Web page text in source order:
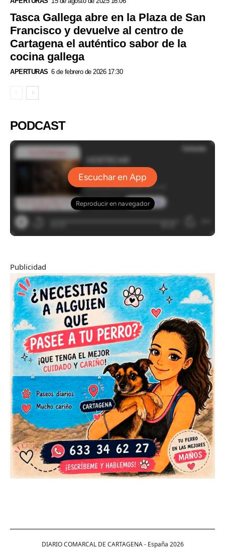
Tasca Gallega abre en la Plaza de San
Francisco y devuelve al centro de
Cartagena el auténtico sabor de la
cocina gallega
APERTURAS 6 de febrero de 2026 17:30
PODCAST
Publicidad
DIARIO COMARCAL DE CARTAGENA - España 2026